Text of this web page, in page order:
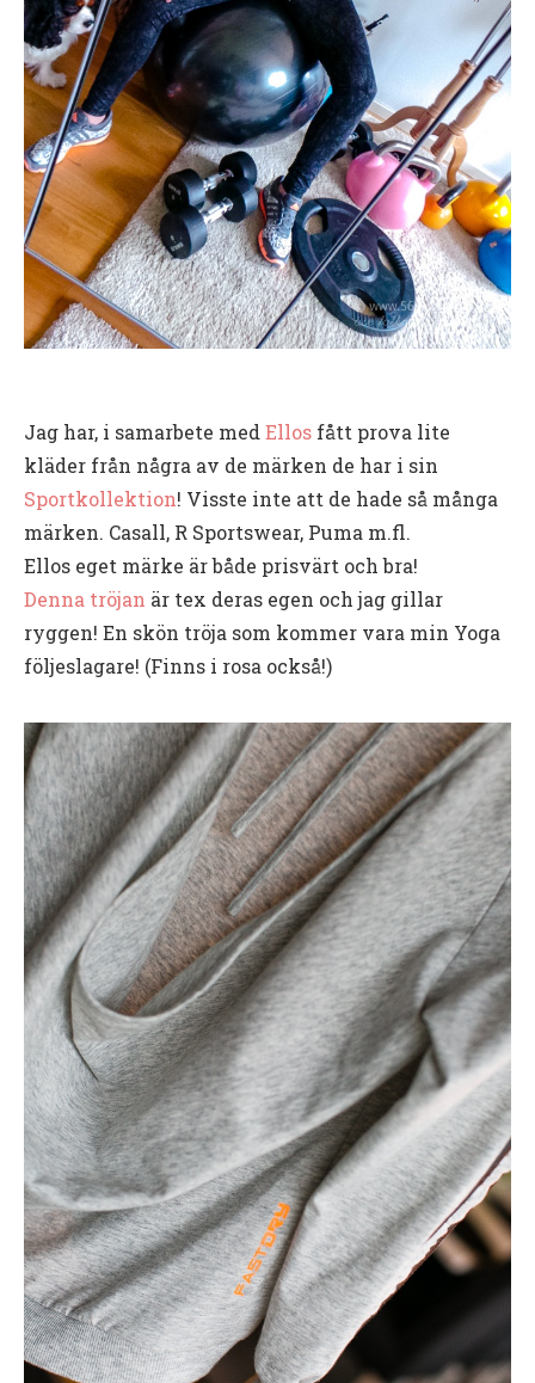
Jag har, i samarbete med Ellos fått prova lite
kläder från några av de märken de har i sin
Sportkollektion! Visste inte att de hade så många
märken. Casall, R Sportswear, Puma m.fl.
Ellos eget märke är både prisvärt och bra!
Denna tröjan är tex deras egen och jag gillar
ryggen! En skön tröja som kommer vara min Yoga
följeslagare! (Finns i rosa också!)